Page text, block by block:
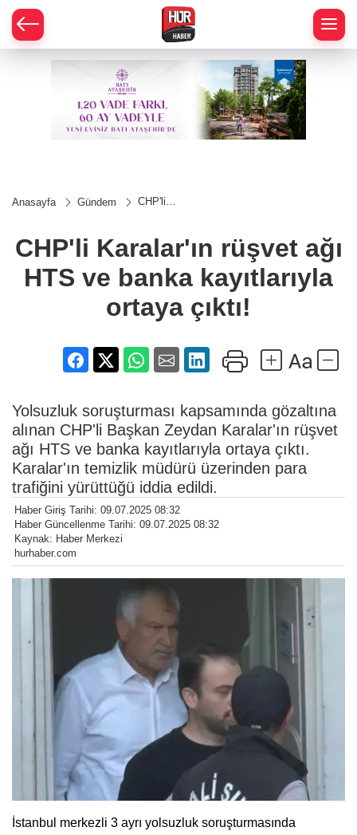
Anasayfa Gündem
CHP'li
HTS ve
banka
ortaya
çıktı!
CHP'li Karalar'ın rüşvet ağı
HTS ve banka kayıtlarıyla
ortaya çıktı!
Yolsuzluk soruşturması kapsamında gözaltına
alınan CHP'li Başkan Zeydan Karalar'ın rüşvet
ağı HTS ve banka kayıtlarıyla ortaya çıktı.
Karalar'ın temizlik müdürü üzerinden para
trafiğini yürüttüğü iddia edildi.
Haber Giriş Tarihi: 09.07.2025 08:32
Haber Güncellenme Tarihi: 09.07.2025 08:32
Kaynak: Haber Merkezi
hurhaber.com
İstanbul merkezli 3 ayrı yolsuzluk soruşturmasında